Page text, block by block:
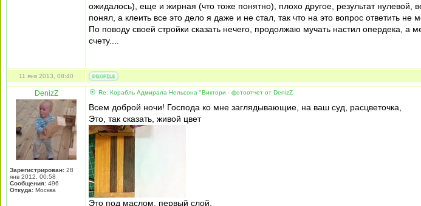
ожидалось), еще и жирная (что тоже понятно), плохо другое, результат нулевой,
понял, а клеить все это дело я даже и не стал, так что на это вопрос ответить не
По поводу своей стройки сказать нечего, продолжаю мучать настил опердека, а
счету....
11 янв 2013, 08:40
DenizZ
Зарегистрирован: 28
янв 2012, 00:58
Сообщения: 496
Откуда: Москва
Re: Корабль Адмирала Нельсона "Виктори - фотоотчет от DenizZ
Всем доброй ночи! Господа ко мне заглядывающие, на ваш суд, расцветочка,
Это, так сказать, живой цвет
Это под маслом, первый слой,